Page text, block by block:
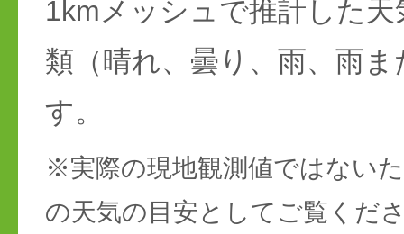
1kmメッシュで推計した
類（晴れ、曇り、雨、雨
す。
※実際の現地観測値ではない
の天気の目安としてご覧くだ